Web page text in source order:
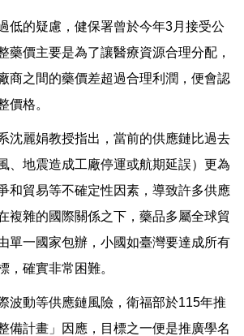
低的疑慮，健保署曾於今年3月接受公
藥價主要是為了讓醫療資源合理分配，
商之間的藥價差超過合理利潤，便會認
價格。
沈麗娟教授指出，當前的供應鏈比過去
、地震造成工廠停運或航期延誤）更為
和貿易等不確定性因素，導致許多供應
複雜的國際關係之下，藥品多屬全球貿
單一國家包辦，小國如臺灣要達成所有
，確實非常困難。
波動等供應鏈風險，衛福部於115年推
備計畫」因應，目標之一便是推廣學名